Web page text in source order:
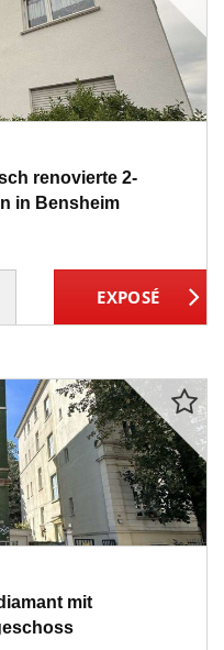
renovierte 2-
in Bensheim
mit